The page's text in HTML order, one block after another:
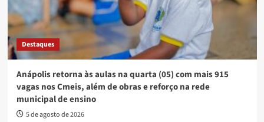
Destaques
Anápolis retorna às aulas na quarta (05) com mais 915
vagas nos Cmeis, além de obras e reforço na rede
municipal de ensino
5 de agosto de 2026